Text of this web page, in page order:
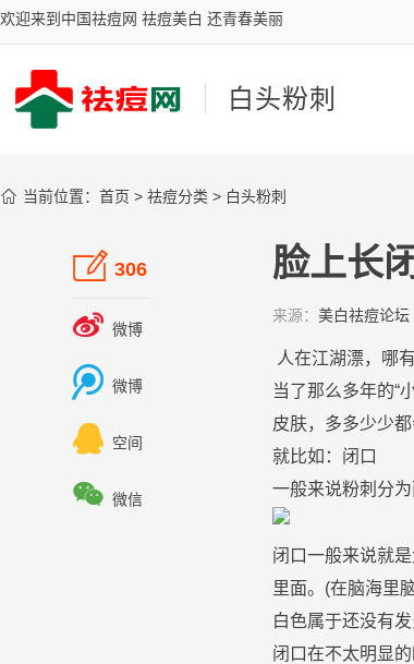
欢迎来到中国祛痘网 祛痘美白 还青春美丽
白头粉刺
 当前位置： 首页 > 祛痘分类 > 白头粉刺
 306
 微博
 微博
 空间
 微信
脸上长
来源： 美白祛痘论坛
人在江湖漂，哪
当了那么多年的“
皮肤，多多少少
就比如： 闭口
一般来说粉刺 分
闭口一般来说就
里面。(在脑海里
白色属于还没有
闭口在不太明显